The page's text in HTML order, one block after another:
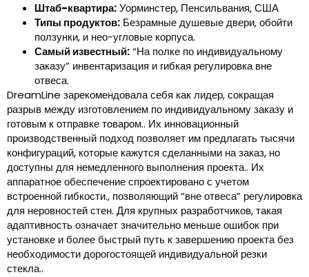
Штаб-квартира:Уорминстер, Пенсильвания, США
Типы продуктов: Безрамные душевые двери, обойти
ползунки, и нео-угловые корпуса.
Самый известный:“На полке по индивидуальному
заказу” инвентаризация и гибкая регулировка вне
отвеса.
DreamLine зарекомендовала себя как лидер, сокращая
разрыв между изготовлением по индивидуальному заказу и
готовым к отправке товаром.. Их инновационный
производственный подход позволяет им предлагать тысячи
конфигураций, которые кажутся сделанными на заказ, но
доступны для немедленного выполнения проекта.. Их
аппаратное обеспечение спроектировано с учетом
встроенной гибкости., позволяющий “вне отвеса” регулировка
для неровностей стен. Для крупных разработчиков, такая
адаптивность означает значительно меньше ошибок при
установке и более быстрый путь к завершению проекта без
необходимости дорогостоящей индивидуальной резки
стекла..